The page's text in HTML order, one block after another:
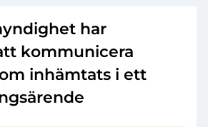
har
kommunicera
inhämtats i ett